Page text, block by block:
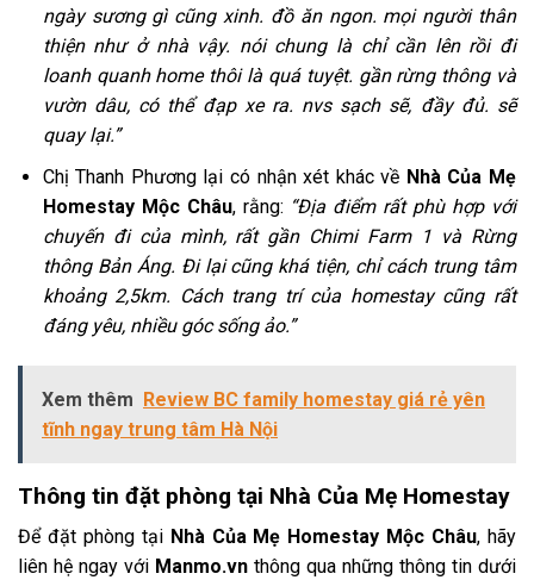
ngày sương gì cũng xinh. đồ ăn ngon. mọi người thân
thiện như ở nhà vậy. nói chung là chỉ cần lên rồi đi
loanh quanh home thôi là quá tuyệt. gần rừng thông và
vườn dâu, có thể đạp xe ra. nvs sạch sẽ, đầy đủ. sẽ
quay lại.”
Chị Thanh Phương lại có nhận xét khác về Nhà Của Mẹ
Homestay Mộc Châu, rằng: “Địa điểm rất phù hợp với
chuyến đi của mình, rất gần Chimi Farm 1 và Rừng
thông Bản Áng. Đi lại cũng khá tiện, chỉ cách trung tâm
khoảng 2,5km. Cách trang trí của homestay cũng rất
đáng yêu, nhiều góc sống ảo.”
Xem thêm Review BC family homestay giá rẻ yên
tĩnh ngay trung tâm Hà Nội
Thông tin đặt phòng tại Nhà Của Mẹ Homestay
Để đặt phòng tại Nhà Của Mẹ Homestay Mộc Châu, hãy
liên hệ ngay với Manmo.vn thông qua những thông tin dưới